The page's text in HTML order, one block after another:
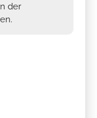
der